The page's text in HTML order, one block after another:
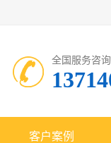
全国服务咨
客户案例